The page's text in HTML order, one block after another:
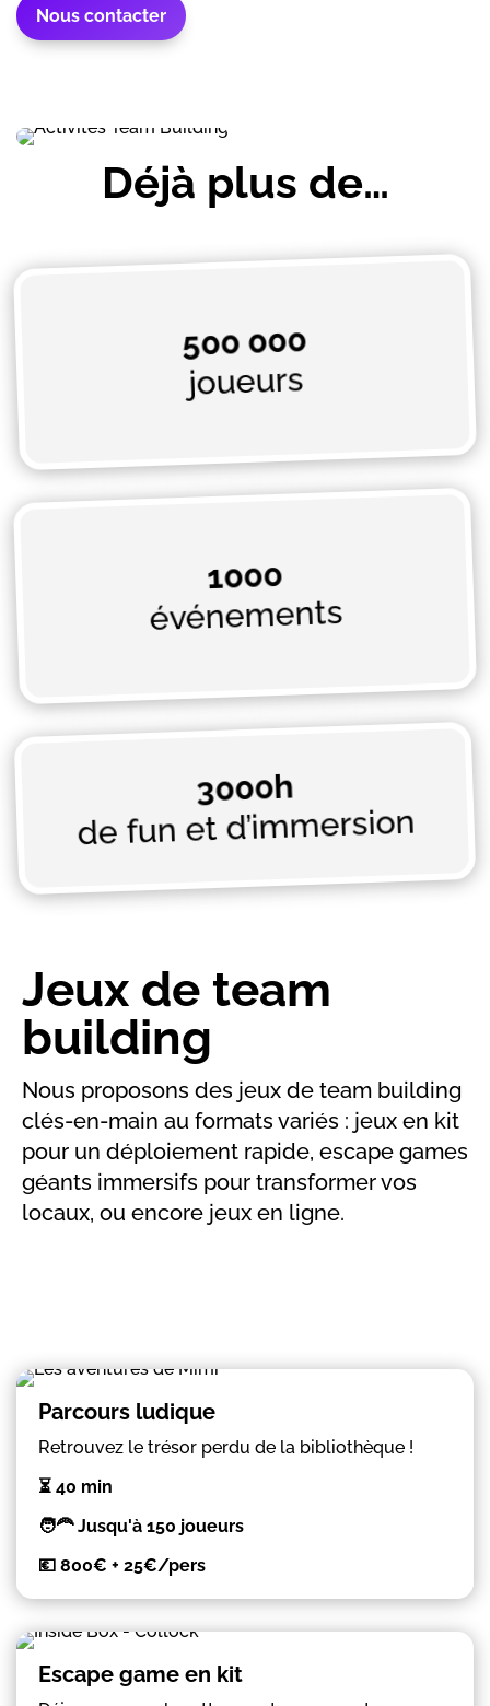
Nous contacter
Déjà plus de…
500 000
joueurs
1000
événements
3000h
de fun et d’immersion
Jeux de team
building
Nous proposons des jeux de team building
clés-en-main au formats variés : jeux en kit
pour un déploiement rapide, escape games
géants immersifs pour transformer vos
locaux, ou encore jeux en ligne.
Parcours ludique
Retrouvez le trésor perdu de la bibliothèque !
⏳ 40 min
🧑‍🦰 Jusqu'à 150 joueurs
💶 800€ + 25€/pers
Escape game en kit